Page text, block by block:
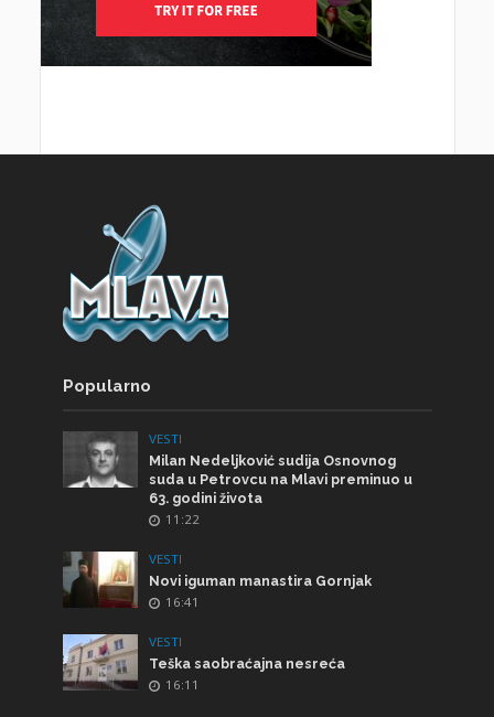
Popularno
VESTI
Milan Nedeljković sudija Osnovnog
suda u Petrovcu na Mlavi preminuo u
63. godini života
11:22
VESTI
Novi iguman manastira Gornjak
16:41
VESTI
Teška saobraćajna nesreća
16:11